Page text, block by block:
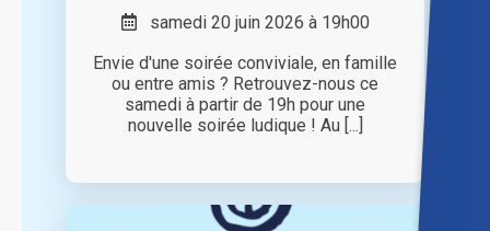
samedi 20 juin 2026 à 19h00
Envie d'une soirée conviviale, en famille
ou entre amis ? Retrouvez-nous ce
samedi à partir de 19h pour une
nouvelle soirée ludique ! Au [...]